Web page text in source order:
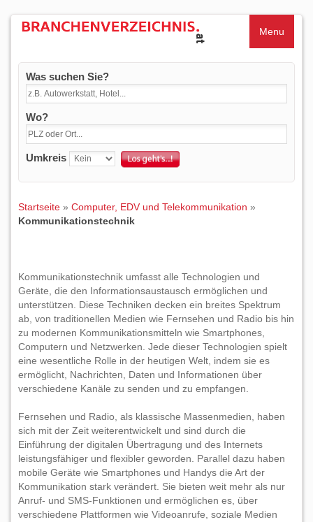
Menu
Was suchen Sie?
Wo?
Umkreis
Startseite » Computer, EDV und Telekommunikation »
Kommunikationstechnik
Kommunikationstechnik umfasst alle Technologien und
Geräte, die den Informationsaustausch ermöglichen und
unterstützen. Diese Techniken decken ein breites Spektrum
ab, von traditionellen Medien wie Fernsehen und Radio bis hin
zu modernen Kommunikationsmitteln wie Smartphones,
Computern und Netzwerken. Jede dieser Technologien spielt
eine wesentliche Rolle in der heutigen Welt, indem sie es
ermöglicht, Nachrichten, Daten und Informationen über
verschiedene Kanäle zu senden und zu empfangen.
Fernsehen und Radio, als klassische Massenmedien, haben
sich mit der Zeit weiterentwickelt und sind durch die
Einführung der digitalen Übertragung und des Internets
leistungsfähiger und flexibler geworden. Parallel dazu haben
mobile Geräte wie Smartphones und Handys die Art der
Kommunikation stark verändert. Sie bieten weit mehr als nur
Anruf- und SMS-Funktionen und ermöglichen es, über
verschiedene Plattformen wie Videoanrufe, soziale Medien